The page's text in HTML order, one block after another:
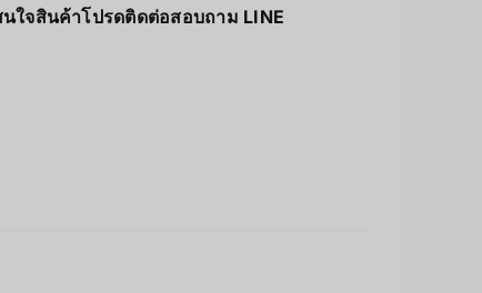
ใจสินค้าโปรดติดต่อสอบถาม LINE